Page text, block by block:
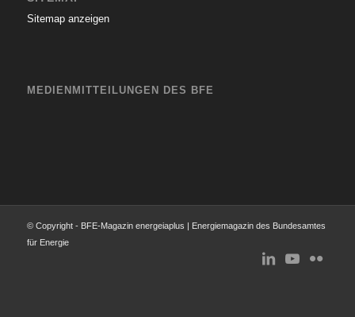
Sitemap anzeigen
MEDIENMITTEILUNGEN DES BFE
© Copyright - BFE-Magazin energeiaplus | Energiemagazin des Bundesamtes
für Energie